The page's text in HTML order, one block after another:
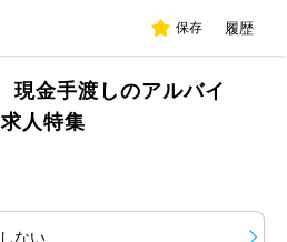
保存 履歴
現金手渡しのアルバイ
人特集
ない